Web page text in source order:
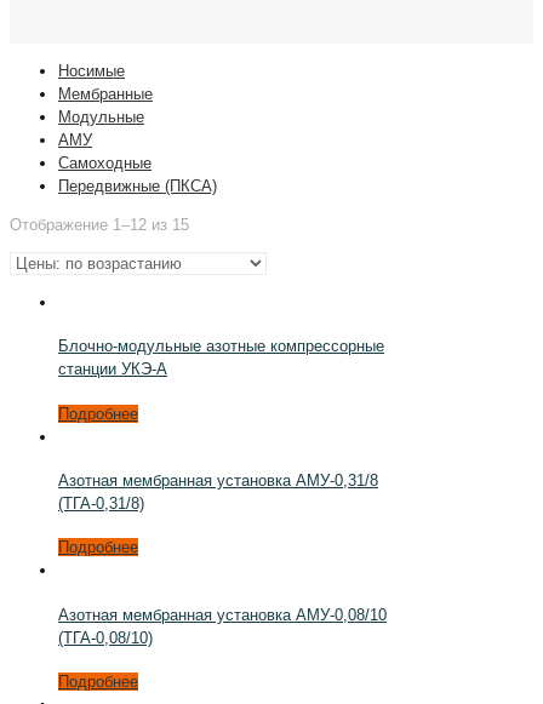
Носимые
Мембранные
Модульные
АМУ
Самоходные
Передвижные (ПКСА)
Отображение 1–12 из 15
Блочно-модульные азотные компрессорные
станции УКЭ-А
Подробнее
Азотная мембранная установка АМУ-0,31/8
(ТГА-0,31/8)
Подробнее
Азотная мембранная установка АМУ-0,08/10
(ТГА-0,08/10)
Подробнее